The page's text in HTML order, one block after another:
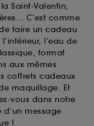
Saint-Valentin,
C’est comme
faire un cadeau
l’intérieur, l’eau de
format
aux mêmes
coffrets cadeaux
maquillage. Et
vous dans notre
message
!